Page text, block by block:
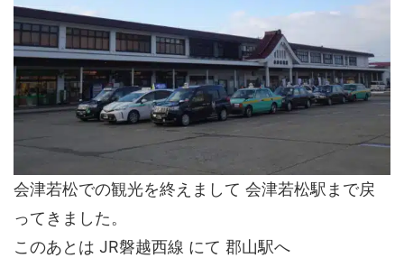
会津若松での観光を終えまして 会津若松駅まで戻
ってきました。
このあとは JR磐越西線 にて 郡山駅へ